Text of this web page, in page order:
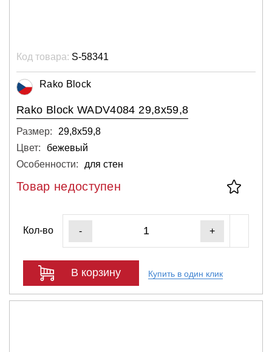
Код товара: S-58341
Rako Block
Rako Block WADV4084 29,8x59,8
Размер:
29,8х59,8
Цвет:
бежевый
Особенности:
для стен
Товар недоступен
Кол-во - +
В корзину Купить в один клик